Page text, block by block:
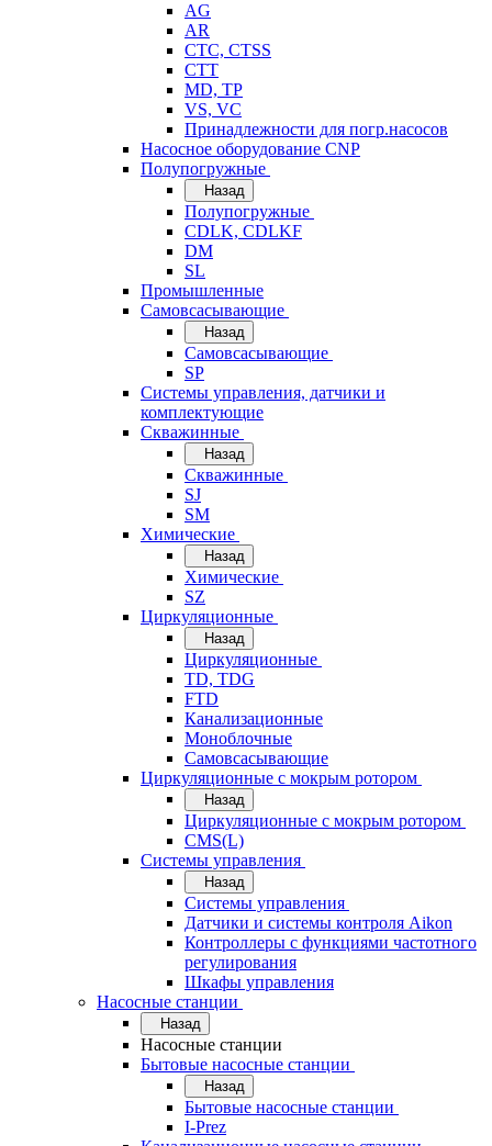
AG
AR
CTC, CTSS
CTT
MD, TP
VS, VC
Принадлежности для погр.насосов
Насосное оборудование CNP
Полупогружные
Назад
Полупогружные
CDLK, CDLKF
DM
SL
Промышленные
Самовсасывающие
Назад
Самовсасывающие
SP
Системы управления, датчики и
комплектующие
Скважинные
Назад
Скважинные
SJ
SM
Химические
Назад
Химические
SZ
Циркуляционные
Назад
Циркуляционные
TD, TDG
FTD
Канализационные
Моноблочные
Самовсасывающие
Циркуляционные с мокрым ротором
Назад
Циркуляционные с мокрым ротором
CMS(L)
Системы управления
Назад
Системы управления
Датчики и системы контроля Aikon
Контроллеры с функциями частотного
регулирования
Шкафы управления
Насосные станции
Назад
Насосные станции
Бытовые насосные станции
Назад
Бытовые насосные станции
I-Prez